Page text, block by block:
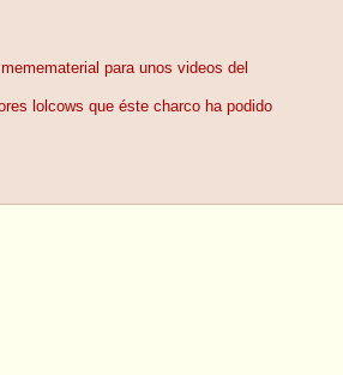
para unos videos del
lolcows que éste charco ha podido